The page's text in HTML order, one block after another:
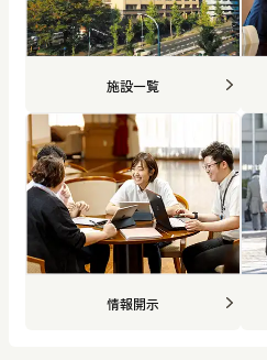
施設一覧
情報開示